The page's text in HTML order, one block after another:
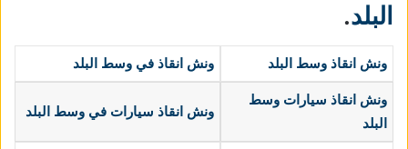
البلد.
ونش انقاذ وسط البلد ونش انقاذ في وسط البلد
ونش انقاذ سيارات وسط
البلد
ونش انقاذ سيارات في وسط البلد